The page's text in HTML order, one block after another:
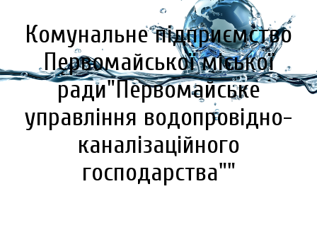
Комунальне підприємство
Первомайської міської
ради"Первомайське
управління водопровідно-
каналізаційного
господарства""